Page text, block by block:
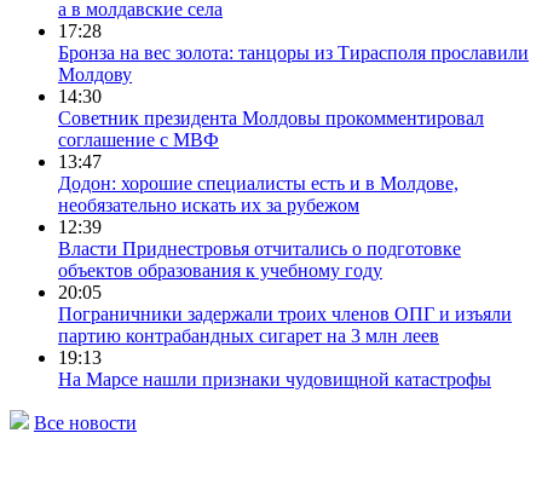
а в молдавские села
17:28
Бронза на вес золота: танцоры из Тирасполя прославили
Молдову
14:30
Советник президента Молдовы прокомментировал
соглашение с МВФ
13:47
Додон: хорошие специалисты есть и в Молдове,
необязательно искать их за рубежом
12:39
Власти Приднестровья отчитались о подготовке
объектов образования к учебному году
20:05
Пограничники задержали троих членов ОПГ и изъяли
партию контрабандных сигарет на 3 млн леев
19:13
На Марсе нашли признаки чудовищной катастрофы
Все новости